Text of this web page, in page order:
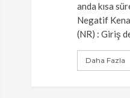
anda kısa
Negatif
(NR) : Giriş
Daha Fazla